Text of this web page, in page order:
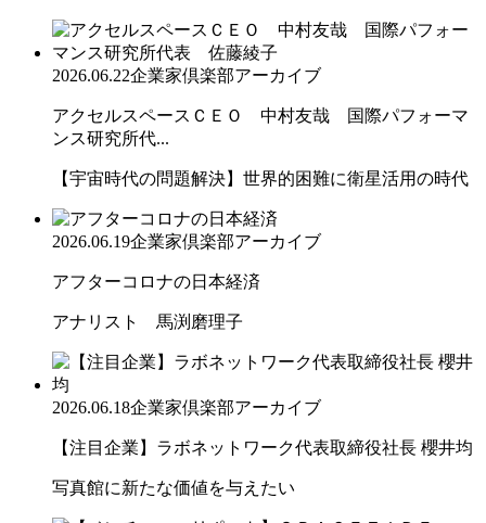
2026.06.22企業家倶楽部アーカイブ
アクセルスペースＣＥＯ 中村友哉 国際パフォーマ
ンス研究所代...
【宇宙時代の問題解決】世界的困難に衛星活用の時代
2026.06.19企業家倶楽部アーカイブ
アフターコロナの日本経済
アナリスト 馬渕磨理子
2026.06.18企業家倶楽部アーカイブ
【注目企業】ラボネットワーク代表取締役社長 櫻井均
写真館に新たな価値を与えたい